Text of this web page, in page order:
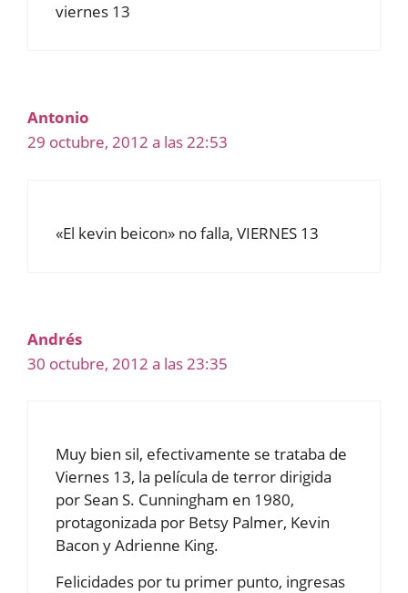
viernes 13
Antonio
29 octubre, 2012 a las 22:53
«El kevin beicon» no falla, VIERNES 13
Andrés
30 octubre, 2012 a las 23:35
Muy bien sil, efectivamente se trataba de
Viernes 13, la película de terror dirigida
por Sean S. Cunningham en 1980,
protagonizada por Betsy Palmer, Kevin
Bacon y Adrienne King.
Felicidades por tu primer punto, ingresas